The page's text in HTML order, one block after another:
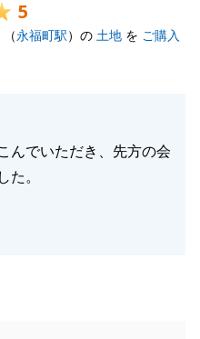
る
5
（永福町駅）の 土地 を ご購入
んでいただき、先方の会
た。